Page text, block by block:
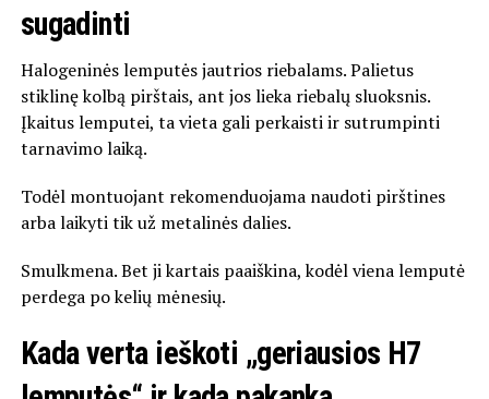
sugadinti
Halogeninės lemputės jautrios riebalams. Palietus
stiklinę kolbą pirštais, ant jos lieka riebalų sluoksnis.
Įkaitus lemputei, ta vieta gali perkaisti ir sutrumpinti
tarnavimo laiką.
Todėl montuojant rekomenduojama naudoti pirštines
arba laikyti tik už metalinės dalies.
Smulkmena. Bet ji kartais paaiškina, kodėl viena lemputė
perdega po kelių mėnesių.
Kada verta ieškoti „geriausios H7